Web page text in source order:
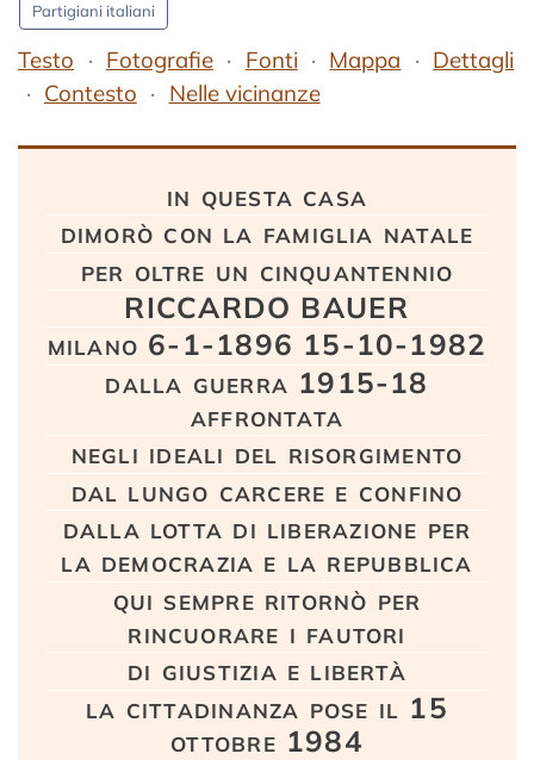
Partigiani italiani
Testo Fotografie Fonti Mappa
Dettagli
Contesto
Nelle vicinanze
in questa casa
dimorò con la famiglia natale
per oltre un cinquantennio
RICCARDO BAUER
milano 6-1-1896 15-10-1982
dalla guerra 1915-18
affrontata
negli ideali del risorgimento
dal lungo carcere e confino
dalla lotta di liberazione per
la democrazia e la repubblica
qui sempre ritornò per
rincuorare i fautori
di giustizia e libertà
la cittadinanza pose il 15
ottobre 1984